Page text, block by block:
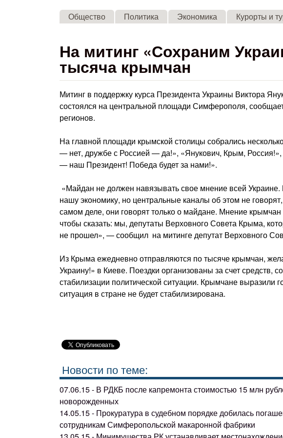
Общество Политика Экономика Курорты и
На митинг «Сохраним
тысяча крымчан
Митинг в поддержку курса Президента Украины Виктора
состоялся на центральной площади Симферополя,
регионов.
На главной площади крымской столицы собрались
— нет, дружбе с Россией — да!», «Янукович, Крым,
— наш Президент! Победа будет за нами!».
«Майдан не должен навязывать свое мнение всей
нашу экономику, но центральные каналы об этом не
самом деле, они говорят только о майдане. Мнение
чтобы сказать: мы, депутаты Верховного Совета Крыма,
не прошел», — сообщил на митинге депутат Верховного
Из Крыма ежедневно отправляются по тысяче крымчан,
Украину!» в Киеве. Поездки организованы за счет
стабилизации политической ситуации. Крымчане выразили
ситуация в стране не будет стабилизирована.
Новости по теме:
07.06.15 - В РДКБ после капремонта стоимостью 15 млн
новорожденных
14.05.15 - Прокуратура в судебном порядке добилась
сотрудникам Симферопольской макаронной фабрики